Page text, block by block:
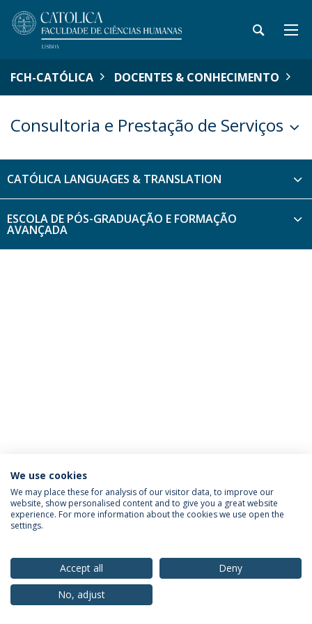
FCH-CATÓLICA DOCENTES & CONHECIMENTO
Consultoria e Prestação de Serviços
CATÓLICA LANGUAGES & TRANSLATION
ESCOLA DE PÓS-GRADUAÇÃO E FORMAÇÃO
AVANÇADA
Política de Privacidade
Termos & Condições
Direitos do Titular dos Dados
© 2026 Universidade Católica Portuguesa
We use cookies
We may place these for analysis of our visitor data, to improve our
website, show personalised content and to give you a great website
experience. For more information about the cookies we use open the
settings.
Accept all
Deny
No, adjust